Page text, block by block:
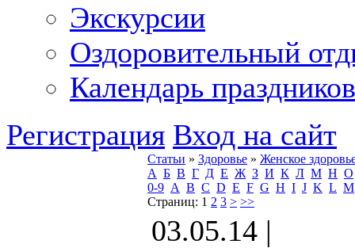
Экскурсии
Оздоровительный
Календарь праздников
Регистрация Вход на сайт
Статьи » Здоровье » Женское
А Б В Г Д Е Ж З И К Л М Н О
0-9 A B C D E F G H I J K L M
Страниц: 1 2 3 > >>
03.05.14 |